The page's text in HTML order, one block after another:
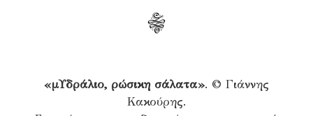
«μΥδράλιο, ρώσικη σάλατα». © Γιάννης
Κακούρης.